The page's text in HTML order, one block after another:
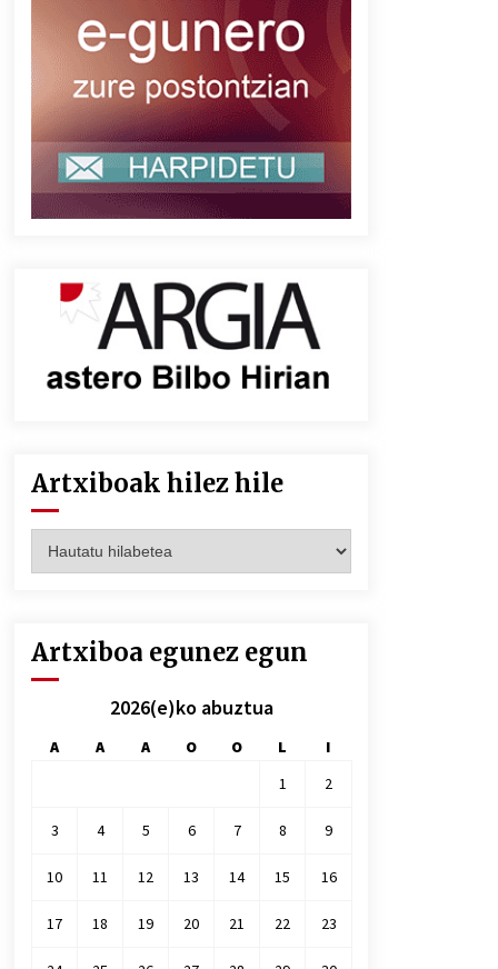
Artxiboak hilez hile
hilez
Artxiboa egunez egun
2026(e)ko abuztua
A A A O O L
I
1
2
3 4 5 6 7 8 9
10 11 12 13 14 15 16
17 18 19 20 21 22 23